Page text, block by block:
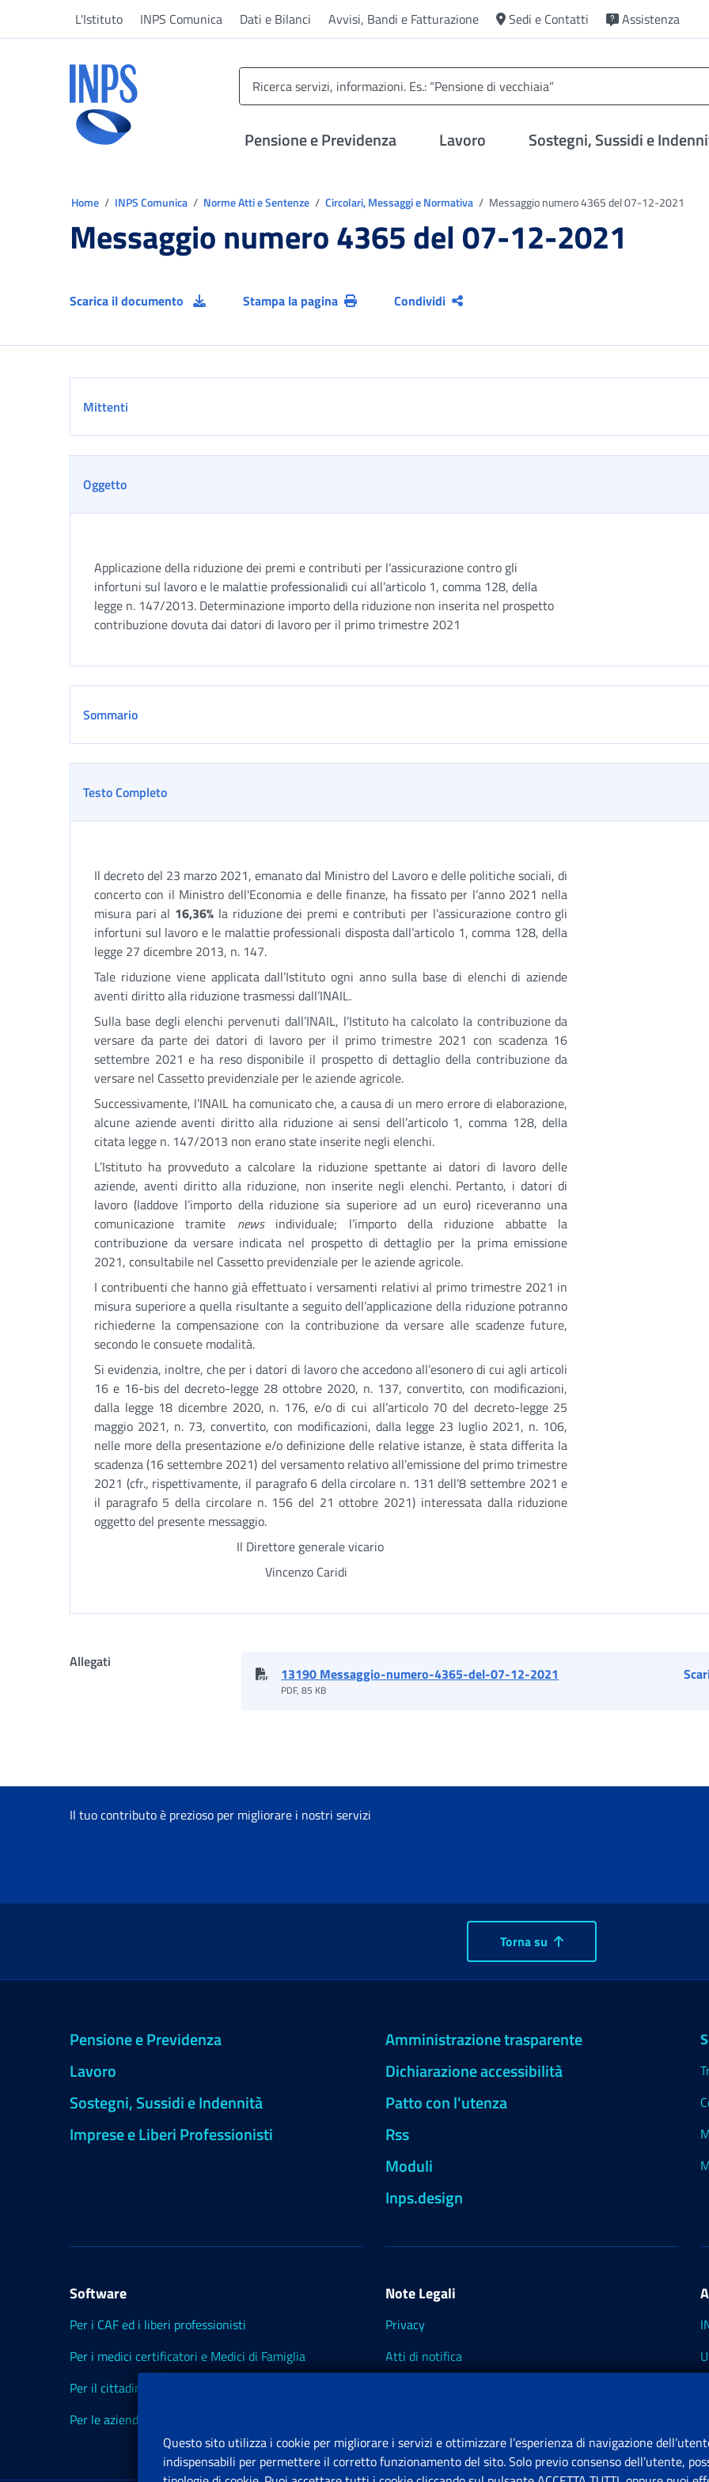
L'Istituto INPS Comunica Dati e Bilanci Avvisi, Bandi e Fatturazione Sedi e Contatti
Assistenza
Pensione e Previdenza Lavoro Sostegni, Sussidi e
Home INPS Comunica Norme Atti e Sentenze Circolari, Messaggi e Normativa Messaggio numero 4365 del 07-12-2021
Messaggio numero 4365 del 07-12-2021
Scarica il documento Stampa la pagina Condividi
Mittenti
Oggetto
Applicazione della riduzione dei premi e contributi per l’assicurazione contro gli
infortuni sul lavoro e le malattie professionalidi cui all’articolo 1, comma 128, della
legge n. 147/2013. Determinazione importo della riduzione non inserita nel prospetto
contribuzione dovuta dai datori di lavoro per il primo trimestre 2021
Sommario
Testo Completo
Il decreto del 23 marzo 2021, emanato dal Ministro del Lavoro e delle politiche sociali, di
concerto con il Ministro dell'Economia e delle finanze, ha fissato per l’anno 2021 nella
misura pari al 16,36% la riduzione dei premi e contributi per l’assicurazione contro gli
infortuni sul lavoro e le malattie professionali disposta dall’articolo 1, comma 128, della
legge 27 dicembre 2013, n. 147.
Tale riduzione viene applicata dall’Istituto ogni anno sulla base di elenchi di aziende
aventi diritto alla riduzione trasmessi dall’INAIL.
Sulla base degli elenchi pervenuti dall’INAIL, l’Istituto ha calcolato la contribuzione da
versare da parte dei datori di lavoro per il primo trimestre 2021 con scadenza 16
settembre 2021 e ha reso disponibile il prospetto di dettaglio della contribuzione da
versare nel Cassetto previdenziale per le aziende agricole.
Successivamente, l’INAIL ha comunicato che, a causa di un mero errore di elaborazione,
alcune aziende aventi diritto alla riduzione ai sensi dell’articolo 1, comma 128, della
citata legge n. 147/2013 non erano state inserite negli elenchi.
L’Istituto ha provveduto a calcolare la riduzione spettante ai datori di lavoro delle
aziende, aventi diritto alla riduzione, non inserite negli elenchi. Pertanto, i datori di
lavoro (laddove l’importo della riduzione sia superiore ad un euro) riceveranno una
comunicazione tramite news individuale; l’importo della riduzione abbatte la
contribuzione da versare indicata nel prospetto di dettaglio per la prima emissione
2021, consultabile nel Cassetto previdenziale per le aziende agricole.
I contribuenti che hanno già effettuato i versamenti relativi al primo trimestre 2021 in
misura superiore a quella risultante a seguito dell’applicazione della riduzione potranno
richiederne la compensazione con la contribuzione da versare alle scadenze future,
secondo le consuete modalità.
Si evidenzia, inoltre, che per i datori di lavoro che accedono all’esonero di cui agli articoli
16 e 16-bis del decreto-legge 28 ottobre 2020, n. 137, convertito, con modificazioni,
dalla legge 18 dicembre 2020, n. 176, e/o di cui all’articolo 70 del decreto-legge 25
maggio 2021, n. 73, convertito, con modificazioni, dalla legge 23 luglio 2021, n. 106,
nelle more della presentazione e/o definizione delle relative istanze, è stata differita la
scadenza (16 settembre 2021) del versamento relativo all’emissione del primo trimestre
2021 (cfr., rispettivamente, il paragrafo 6 della circolare n. 131 dell’8 settembre 2021 e
il paragrafo 5 della circolare n. 156 del 21 ottobre 2021) interessata dalla riduzione
oggetto del presente messaggio.
Il Direttore generale vicario
Vincenzo Caridi
Allegati
13190 Messaggio-numero-4365-del-07-12-2021
PDF, 85 KB
Il tuo contributo è prezioso per migliorare i nostri servizi
Torna su
Pensione e Previdenza
Lavoro
Sostegni, Sussidi e Indennità
Imprese e Liberi Professionisti
Amministrazione trasparente
Dichiarazione accessibilità
Patto con l'utenza
Rss
Moduli
Inps.design
Software
Per i CAF ed i liberi professionisti
Per i medici certificatori e Medici di Famiglia
Per il cittadino
Per le aziende ed i Consulenti
Note Legali
Privacy
Atti di notifica
Questo sito utilizza i cookie per migliorare i servizi e ottimizzare l’esperienza di navigazione
indispensabili per permettere il corretto funzionamento del sito. Solo previo consenso dell’utente,